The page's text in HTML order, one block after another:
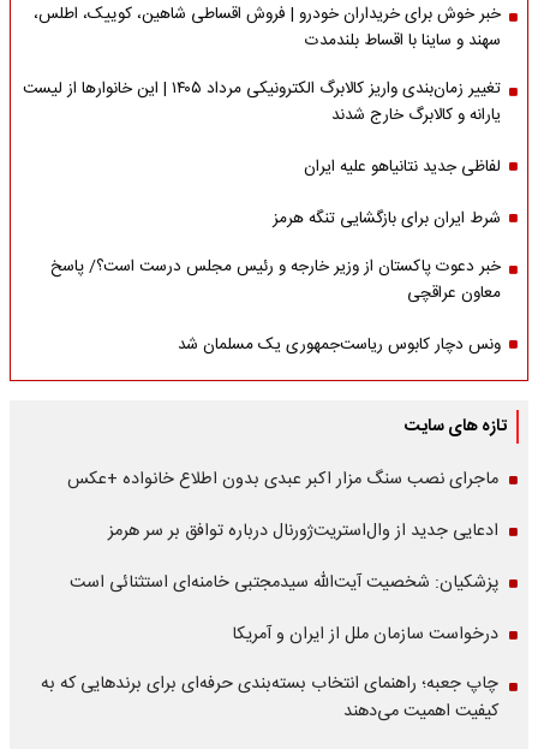
خبر خوش برای خریداران خودرو | فروش اقساطی شاهین، کوییک، اطلس،
سهند و ساینا با اقساط بلندمدت
تغییر زمان‌بندی واریز کالابرگ الکترونیکی مرداد ۱۴۰۵ | این خانوارها از لیست
یارانه و کالابرگ خارج شدند
لفاظی جدید نتانیاهو علیه ایران
شرط ایران برای بازگشایی تنگه هرمز
خبر دعوت پاکستان از وزیر خارجه و رئیس مجلس درست است؟/ پاسخ
معاون عراقچی
ونس دچار کابوس ریاست‌جمهوری یک مسلمان شد
تازه های سایت
ماجرای نصب سنگ مزار اکبر عبدی بدون اطلاع خانواده +عکس
ادعایی جدید از وال‌استریت‌ژورنال درباره توافق بر سر هرمز
پزشکیان: شخصیت آیت‌الله سیدمجتبی خامنه‌ای استثنائی است
درخواست سازمان ملل از ایران و آمریکا
چاپ جعبه؛ راهنمای انتخاب بسته‌بندی حرفه‌ای برای برندهایی که به
کیفیت اهمیت می‌دهند